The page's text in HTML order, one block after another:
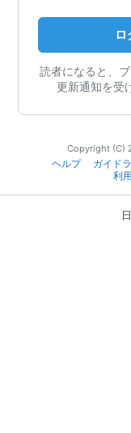
ロ
読者になると、
更新通知を受
Copyright (C)
ヘルプ
ガイド
利